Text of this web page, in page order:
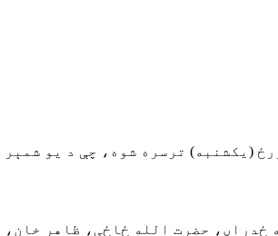
د ۲۰۱۹م کال سیالیو بولي تېره ورځ (یکشنبه)